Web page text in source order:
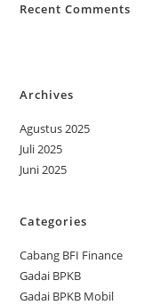
Recent Comments
Archives
Agustus 2025
Juli 2025
Juni 2025
Categories
Cabang BFI Finance
Gadai BPKB
Gadai BPKB Mobil